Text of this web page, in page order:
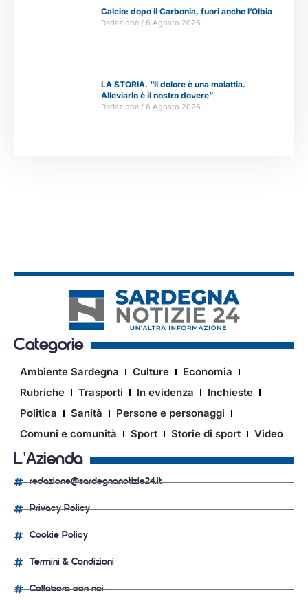
Calcio: dopo il Carbonia, fuori anche l’Olbia
Redazione 6 Agosto 2026
LA STORIA. “Il dolore è una malattia.
Alleviarlo è il nostro dovere”
Redazione 6 Agosto 2026
Categorie
Ambiente Sardegna Culture
Economia
Rubriche
Trasporti In evidenza
Inchieste
Politica
Sanità
Persone e personaggi
Comuni e comunità
Sport Storie di sport Video
L'Azienda
redazione@sardegnanotizie24.it
Privacy Policy
Cookie Policy
Termini & Condizioni
Collabora con noi